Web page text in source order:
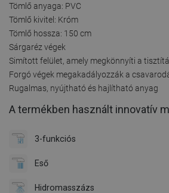
Tömlő anyaga: PVC
Tömlő kivitel: Króm
Tömlő hossza: 150 cm
Sárgaréz végek
Simított felület, amely megkönnyíti a
Forgó végek megakadályozzák a
Rugalmas, nyújtható és hajlítható anyag
A termékben használt innovatív
3-funkciós
Eső
Hidromasszázs